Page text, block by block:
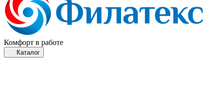
Комфорт в работе
Каталог